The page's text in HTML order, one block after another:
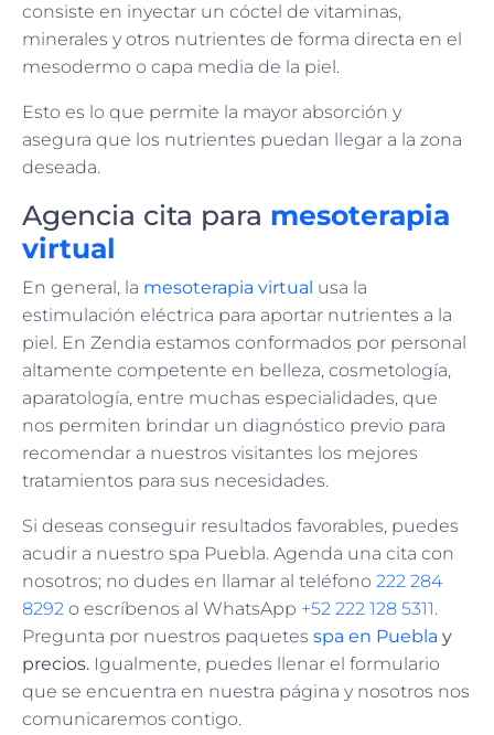
consiste en inyectar un cóctel de vitaminas,
minerales y otros nutrientes de forma directa en el
mesodermo o capa media de la piel.
Esto es lo que permite la mayor absorción y
asegura que los nutrientes puedan llegar a la zona
deseada.
Agencia cita para mesoterapia
virtual
En general, la mesoterapia virtual usa la
estimulación eléctrica para aportar nutrientes a la
piel. En Zendia estamos conformados por personal
altamente competente en belleza, cosmetología,
aparatología, entre muchas especialidades, que
nos permiten brindar un diagnóstico previo para
recomendar a nuestros visitantes los mejores
tratamientos para sus necesidades.
Si deseas conseguir resultados favorables, puedes
acudir a nuestro spa Puebla. Agenda una cita con
nosotros; no dudes en llamar al teléfono 222 284
8292 o escríbenos al WhatsApp +52 222 128 5311.
Pregunta por nuestros paquetes spa en Puebla y
precios. Igualmente, puedes llenar el formulario
que se encuentra en nuestra página y nosotros nos
comunicaremos contigo.